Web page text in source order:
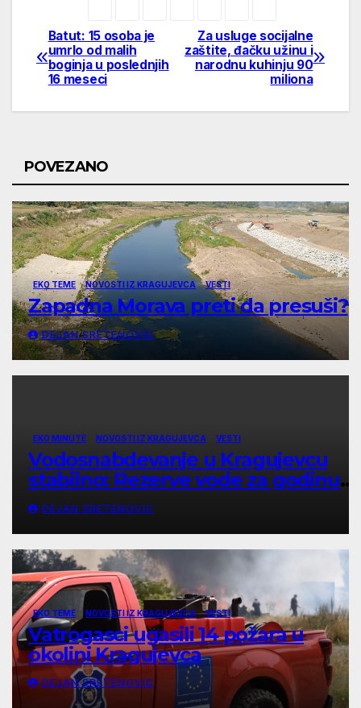
Post
navigation
Za usluge socijalne
zaštite, đačku užinu i
narodnu kuhinju 90
miliona
Batut: 15 osoba je
umrlo od malih
boginja u poslednjih
16 meseci
POVEZANO
EKO TEME NOVOSTI IZ KRAGUJEVCA VESTI
Zapadna Morava preti da presuši?
DEJAN SRETENOVIC
EKO MINUTE NOVOSTI IZ KRAGUJEVCA VESTI
Vodosnabdevanje u Kragujevcu
stabilno: Rezerve vode za godinu
dana
DEJAN SRETENOVIC
EKO TEME NOVOSTI IZ KRAGUJEVCA VESTI
Vatrogasci ugasili 14 požara u
okolini Kragujevca
DEJAN SRETENOVIC